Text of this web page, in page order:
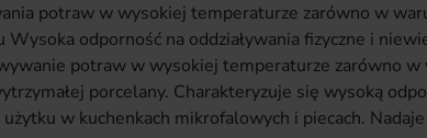
potraw w wysokiej temperaturze zarówno w
odporność na oddziaływania fizyczne i
potraw w wysokiej temperaturze zarówno w
porcelany. Charakteryzuje się wysoką
w kuchenkach mikrofalowych i piecach.